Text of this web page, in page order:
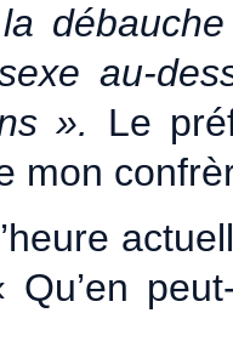
sexe au-
». Le
mon
Qu’en